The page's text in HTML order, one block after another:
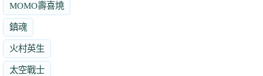
MOMO壽喜燒
鎮魂
火村英生
太空戰士